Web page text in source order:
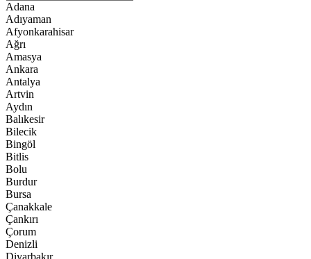
Adana
Adıyaman
Afyonkarahisar
Ağrı
Amasya
Ankara
Antalya
Artvin
Aydın
Balıkesir
Bilecik
Bingöl
Bitlis
Bolu
Burdur
Bursa
Çanakkale
Çankırı
Çorum
Denizli
Diyarbakır